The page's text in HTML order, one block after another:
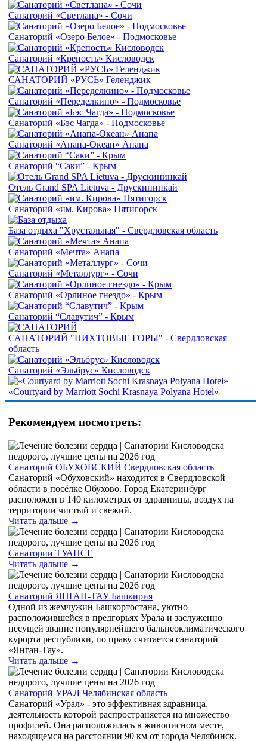
Санаторий «Светлана» - Сочи
Санаторий «Озеро Белое» - Подмосковье
Санаторий «Крепость» Кисловодск
САНАТОРИЙ «РУСЬ» Геленджик
Санаторий «Переделкино» - Подмосковье
Санаторий «Бэс Чагда» - Подмосковье
Санаторий «Анапа-Океан» Анапа
Санаторий “Саки” - Крым
Отель Grand SPA Lietuva - Друскининкай
Санаторий «им. Кирова» Пятигорск
База отдыха "Хрустальная" - Свердловская область
Санаторий «Мечта» Анапа
Санаторий «Металлург» - Сочи
Санаторий «Орлиное гнездо» - Крым
Санаторий “Славутич” - Крым
САНАТОРИЙ "ПИХТОВЫЕ ГОРЫ" - Свердловская
область
Санаторий «Эльбрус» Кисловодск
«Courtyard by Marriott Sochi Krasnaya Polyana Hotel»
Рекомендуем посмотреть:
Санаторий ОБУХОВСКИЙ Свердловская область
Санаторий «Обуховский» находится в Свердловской
области в посёлке Обухово. Город Екатеринбург
расположен в 140 километрах от здравницы, воздух на
территории чистый и свежий.
Читать дальше →
Санатории ТУАПСЕ
Читать дальше →
Санаторий ЯНГАН-ТАУ Башкирия
Одной из жемчужин Башкортостана, уютно
расположившейся в предгорьях Урала и заслуженно
несущей звание популярнейшего бальнеоклиматического
курорта республики, по праву считается санаторий
«Янган-Тау».
Читать дальше →
Санаторий УРАЛ Челябинская область
Санаторий «Урал» - это эффективная здравница,
деятельность которой распространяется на множество
профилей. Она расположилась в живописном месте,
находящемся на расстоянии 90 км от города Челябинск.